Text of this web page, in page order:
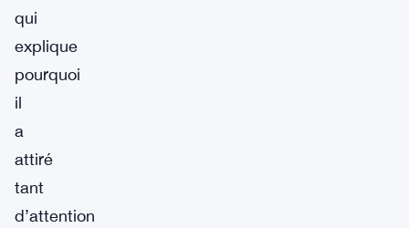
qui
explique
pourquoi
il
a
attiré
tant
d’attention